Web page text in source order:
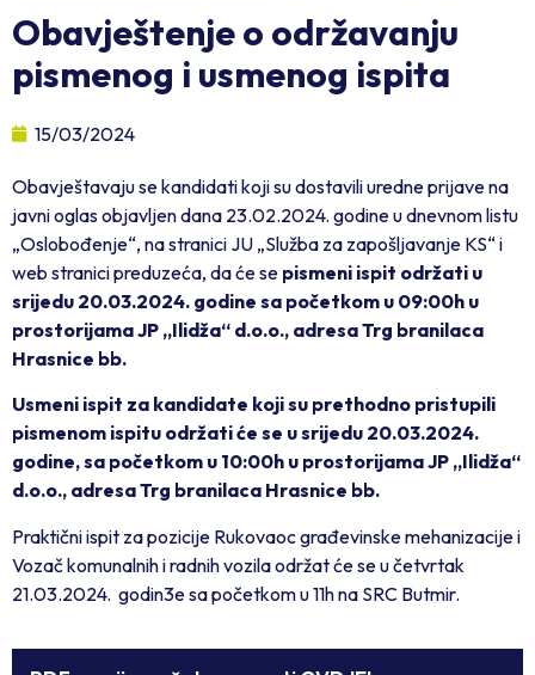
Obavještenje o održavanju
pismenog i usmenog ispita
15/03/2024
Obavještavaju se kandidati koji su dostavili uredne prijave na
javni oglas objavljen dana 23.02.2024. godine u dnevnom listu
„Oslobođenje“, na stranici JU „Služba za zapošljavanje KS“ i
web stranici preduzeća, da će se pismeni ispit održati u
srijedu 20.03.2024. godine sa početkom u 09:00h u
prostorijama JP „Ilidža“ d.o.o., adresa Trg branilaca
Hrasnice bb.
Usmeni ispit za kandidate koji su prethodno pristupili
pismenom ispitu održati će se u srijedu 20.03.2024.
godine, sa početkom u 10:00h u prostorijama JP „Ilidža“
d.o.o., adresa Trg branilaca Hrasnice bb.
Praktični ispit za pozicije Rukovaoc građevinske mehanizacije i
Vozač komunalnih i radnih vozila održat će se u četvrtak
21.03.2024. godin3e sa početkom u 11h na SRC Butmir.